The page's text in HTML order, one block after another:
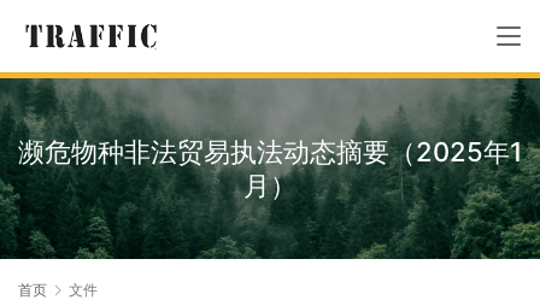
濒危物种非法贸易执法动态摘要（2025年1
月）
首页 文件